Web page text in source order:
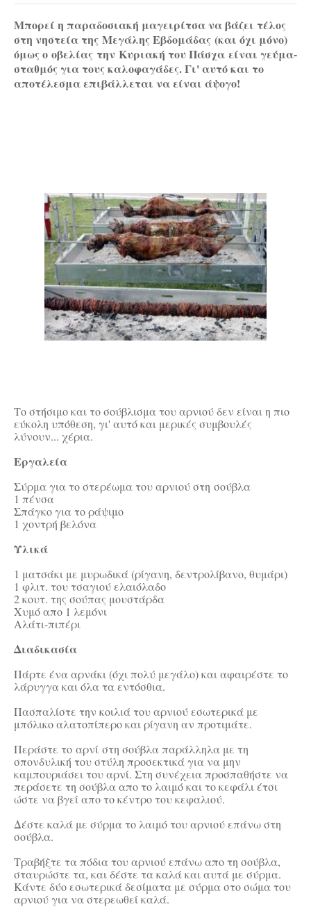
Mπορεί η παραδοσιακή μαγειρίτσα να βάζει τέλος
στη νηστεία της Μεγάλης Εβδομάδας (και όχι μόνο)
όμως ο οβελίας την Κυριακή του Πάσχα είναι γεύμα-
σταθμός για τους καλοφαγάδες. Γι' αυτό και το
αποτέλεσμα επιβάλλεται να είναι άψογο!
Το στήσιμο και το σούβλισμα του αρνιού δεν είναι η πιο
εύκολη υπόθεση, γι' αυτό και μερικές συμβουλές
λύνουν... χέρια.
Εργαλεία
Σύρμα για το στερέωμα του αρνιού στη σούβλα
1 πένσα
Σπάγκο για το ράψιμο
1 χοντρή βελόνα
Υλικά
1 ματσάκι με μυρωδικά (ρίγανη, δεντρολίβανο, θυμάρι)
1 φλιτ. του τσαγιού ελαιόλαδο
2 κουτ. της σούπας μουστάρδα
Χυμό απο 1 λεμόνι
Αλάτι-πιπέρι
Διαδικασία
Πάρτε ένα αρνάκι (όχι πολύ μεγάλο) και αφαιρέστε το
λάρυγγα και όλα τα εντόσθια.
Πασπαλίστε την κοιλιά του αρνιού εσωτερικά με
μπόλικο αλατοπίπερο και ρίγανη αν προτιμάτε.
Περάστε το αρνί στη σούβλα παράλληλα με τη
σπονδυλική του στύλη προσεκτικά για να μην
καμπουριάσει του αρνί. Στη συνέχεια προσπαθήστε να
περάσετε τη σούβλα απο το λαιμό και το κεφάλι έτσι
ώστε να βγεί απο το κέντρο του κεφαλιού.
Δέστε καλά με σύρμα το λαιμό του αρνιού επάνω στη
σούβλα.
Τραβήξτε τα πόδια του αρνιού επάνω απο τη σούβλα,
σταυρώστε τα, και δέστε τα καλά και αυτά με σύρμα.
Κάντε δύο εσωτερικά δεσίματα με σύρμα στο σώμα του
αρνιού για να στερεωθεί καλά.